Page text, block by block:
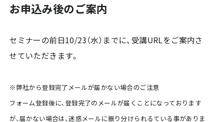
お申込み後のご案内
セミナーの前日10/23（水）までに、受講URLをご案内さ
せていただきます。
※弊社から登録完了メールが届かない場合のご注意
フォーム登録後に、登録完了のメールが届くことになっております
が、届かない場合は、迷惑メールに振り分けられるている事がありま